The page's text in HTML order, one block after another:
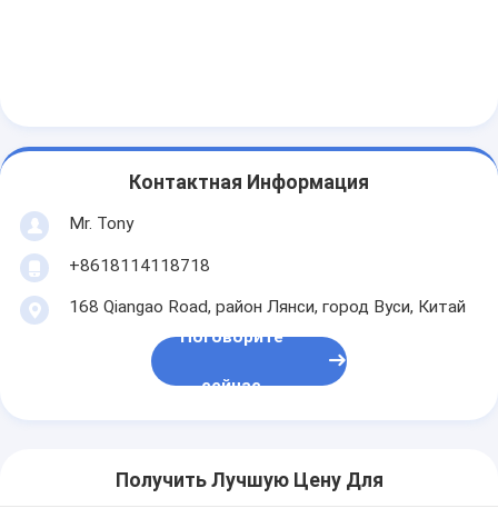
Контактная Информация
Mr. Tony
+8618114118718
168 Qiangao Road, район Лянси, город Вуси, Китай
Поговорите
сейчас
Получить Лучшую Цену Для